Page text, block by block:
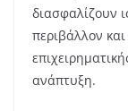
διασφαλίζουν
περιβάλλον
ανάπτυξη.